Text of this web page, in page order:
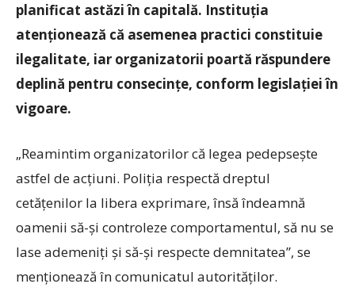
planificat astăzi în capitală. Instituția
atenționează că asemenea practici constituie
ilegalitate, iar organizatorii poartă răspundere
deplină pentru consecințe, conform legislației în
vigoare.
„Reamintim organizatorilor că legea pedepsește
astfel de acțiuni. Poliția respectă dreptul
cetățenilor la libera exprimare, însă îndeamnă
oamenii să-și controleze comportamentul, să nu se
lase ademeniți și să-și respecte demnitatea”, se
menționează în comunicatul autorităților.